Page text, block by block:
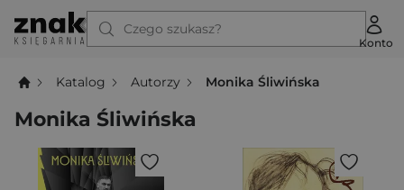
Czego szukasz?
Konto
Katalog Autorzy Monika Śliwińska
Monika Śliwińska